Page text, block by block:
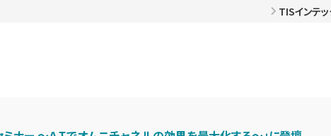
TISインテ